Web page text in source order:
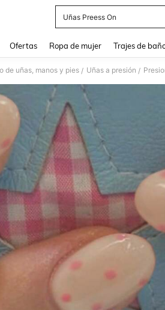
Uñas Preess On
Ofertas Ropa de mujer Trajes de
de uñas, manos y pies / Uñas a presión /